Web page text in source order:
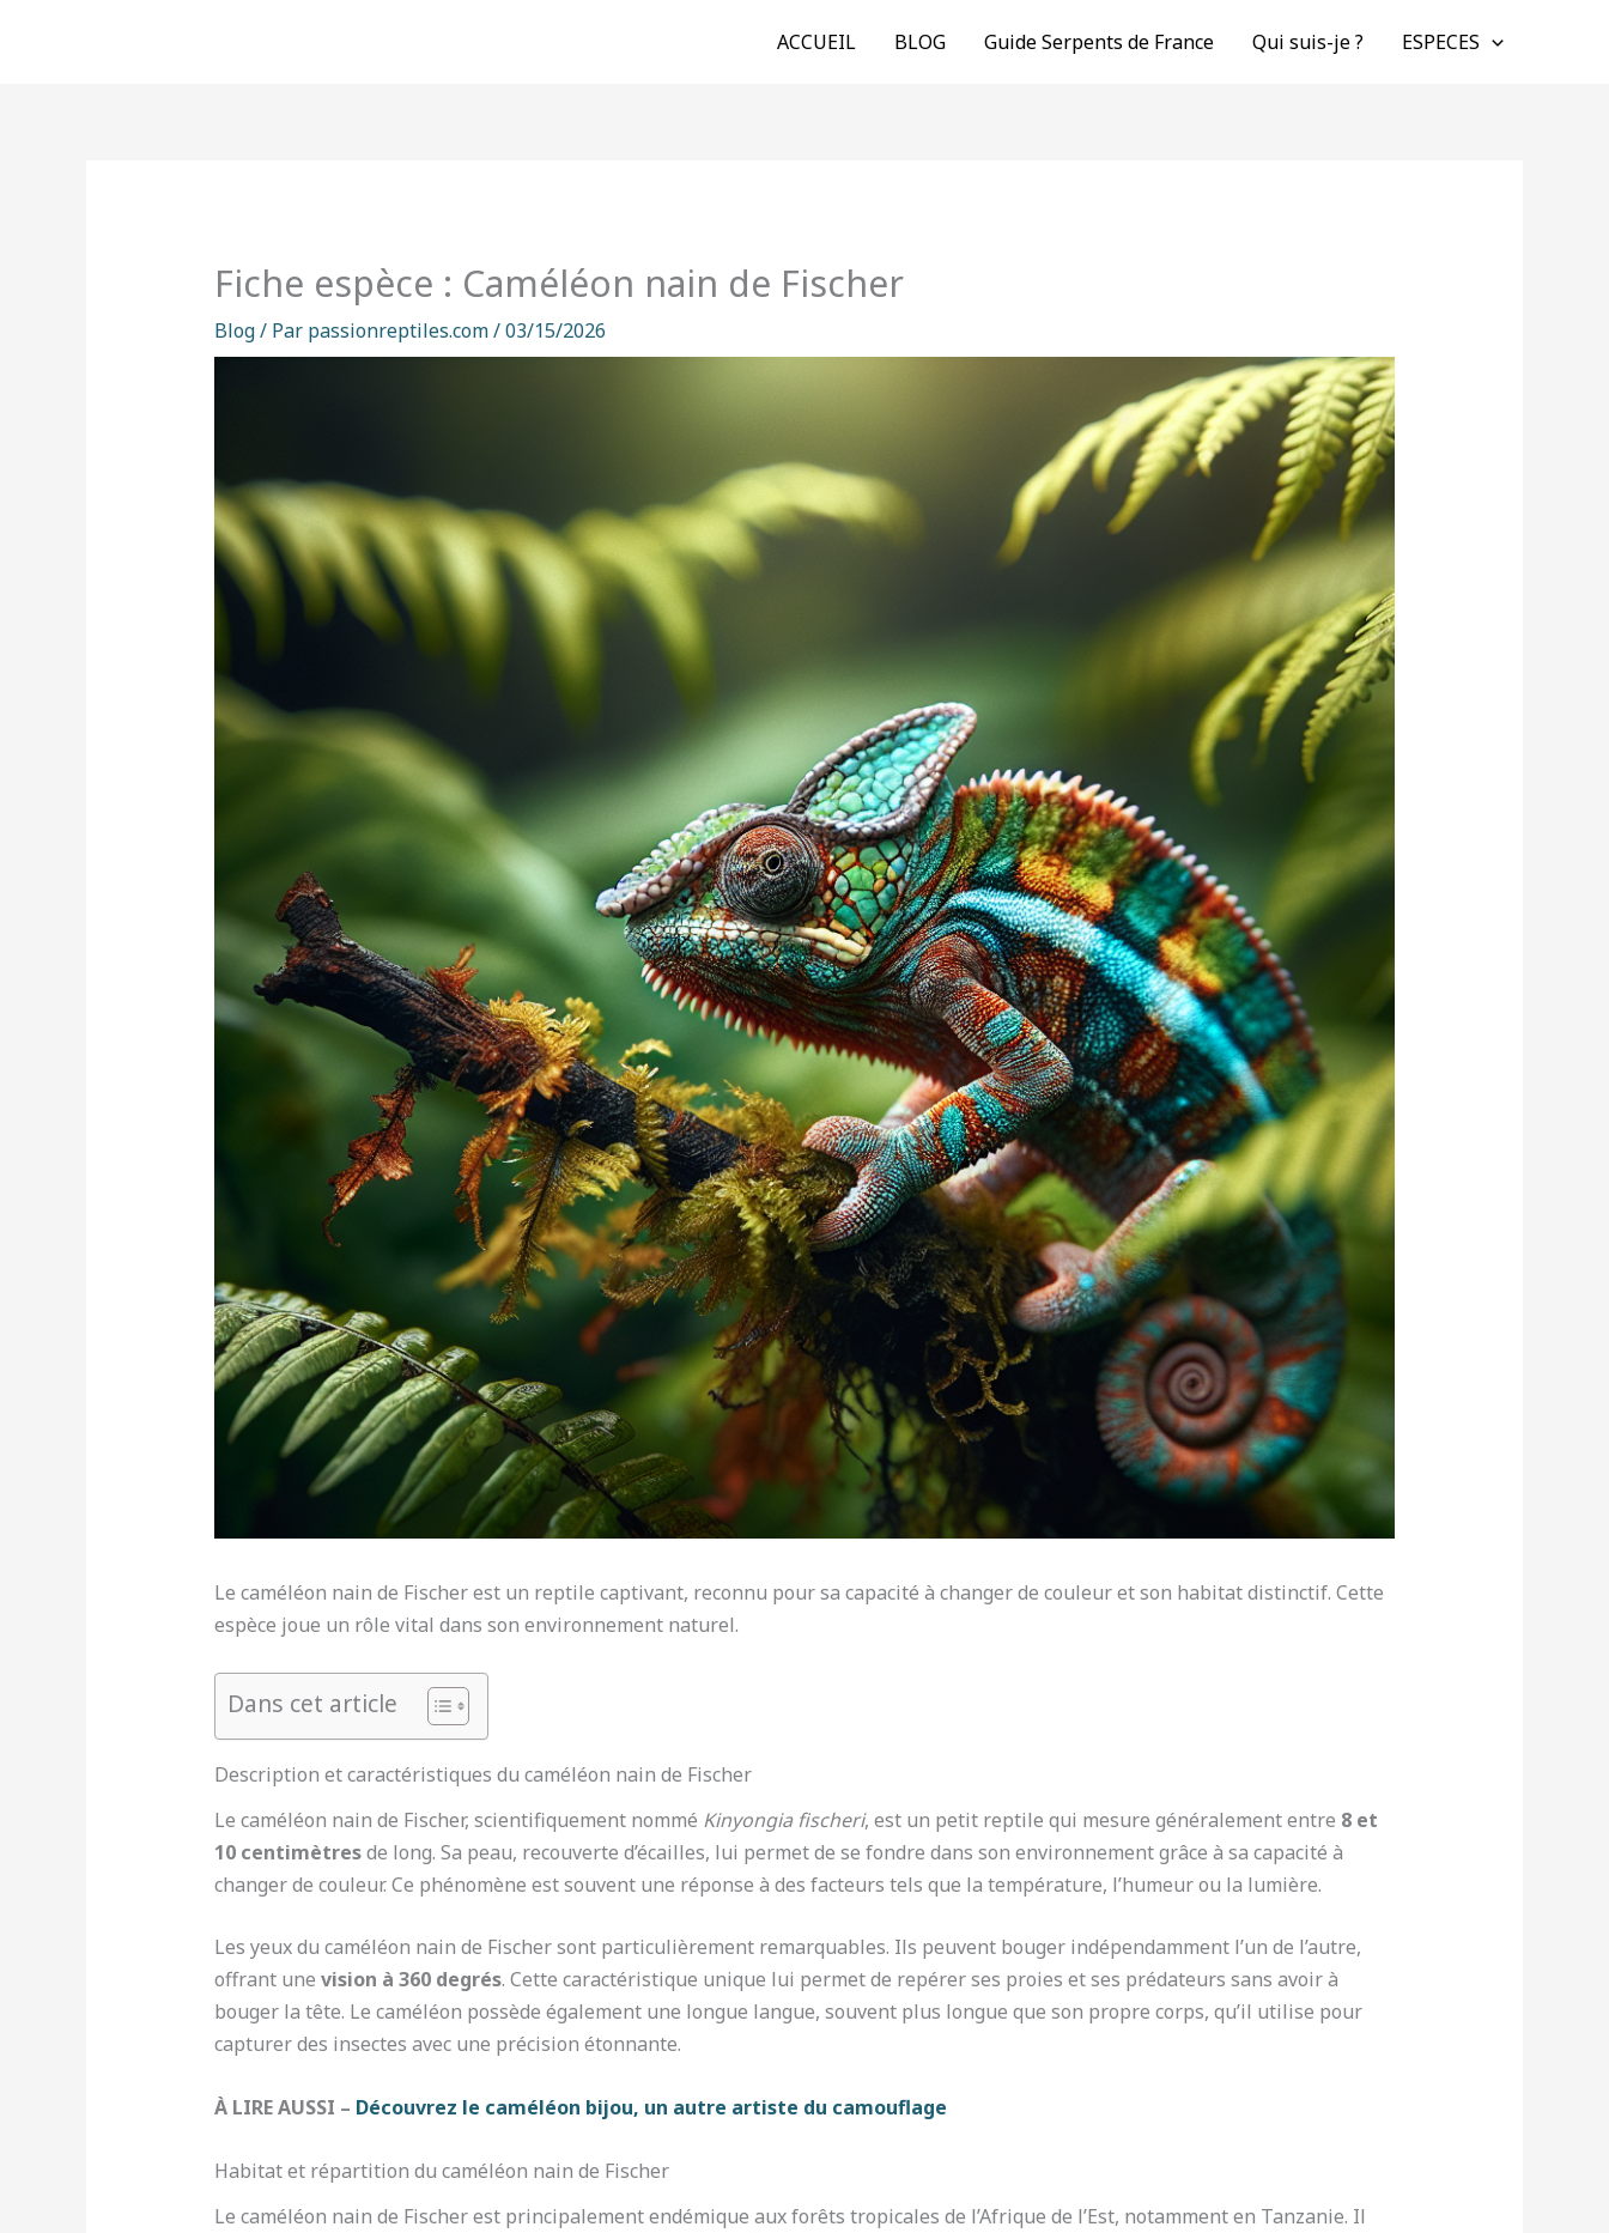
ACCUEIL BLOG Guide Serpents de France Qui suis-je ? ESPECES
Fiche espèce : Caméléon nain de Fischer
Blog/ Par passionreptiles.com/03/15/2026
Le caméléon nain de Fischer est un reptile captivant, reconnu pour sa capacité à changer de couleur et son habitat distinctif. Cette
espèce joue un rôle vital dans son environnement naturel.
Dans cet article
Description et caractéristiques du caméléon nain de Fischer
Le caméléon nain de Fischer, scientifiquement nommé Kinyongia fischeri, est un petit reptile qui mesure généralement entre 8 et
10 centimètresde long. Sa peau, recouverte d’écailles, lui permet de se fondre dans son environnement grâce à sa capacité à
changer de couleur. Ce phénomène est souvent une réponse à des facteurs tels que la température, l’humeur ou la lumière.
Les yeux du caméléon nain de Fischer sont particulièrement remarquables. Ils peuvent bouger indépendamment l’un de l’autre,
offrant une vision à 360 degrés. Cette caractéristique unique lui permet de repérer ses proies et ses prédateurs sans avoir à
bouger la tête. Le caméléon possède également une longue langue, souvent plus longue que son propre corps, qu’il utilise pour
capturer des insectes avec une précision étonnante.
À LIRE AUSSI – Découvrez le caméléon bijou, un autre artiste du camouflage
Habitat et répartition du caméléon nain de Fischer
Le caméléon nain de Fischer est principalement endémique aux forêts tropicales de l’Afrique de l’Est, notamment en Tanzanie. Il